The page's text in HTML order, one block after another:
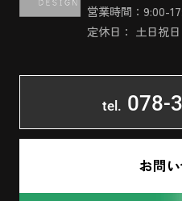
営業時間：9:00-
定休日： 土日祝
tel. 078-
お問